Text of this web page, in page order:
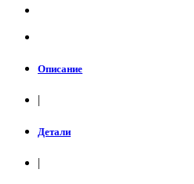
Описание
|
Детали
|